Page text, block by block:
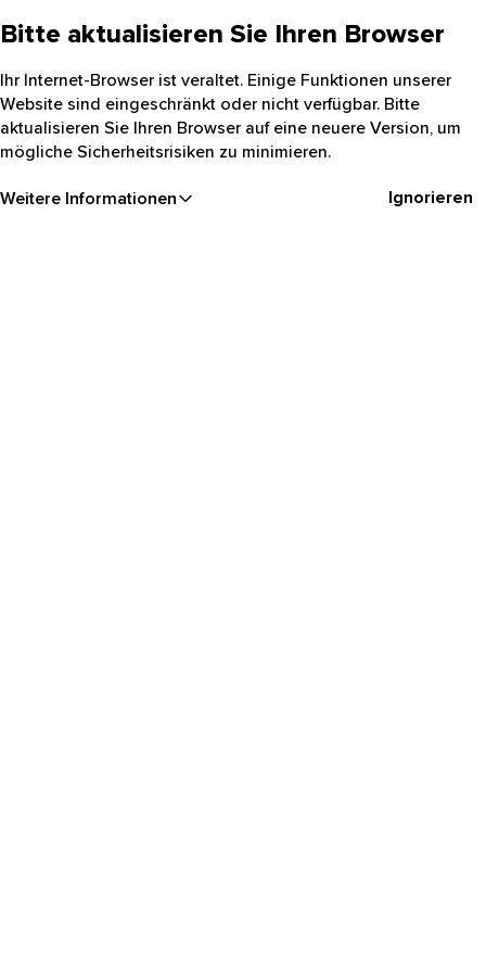
Bitte aktualisieren Sie Ihren Browser
Ihr Internet-Browser ist veraltet. Einige Funktionen unserer
Website sind eingeschränkt oder nicht verfügbar. Bitte
aktualisieren Sie Ihren Browser auf eine neuere Version, um
mögliche Sicherheitsrisiken zu minimieren.
Weitere Informationen Ignorieren